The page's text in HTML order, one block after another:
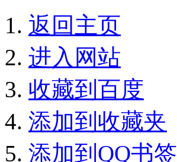
返回主页
进入网站
收藏到百度
添加到收藏夹
添加到QQ书签